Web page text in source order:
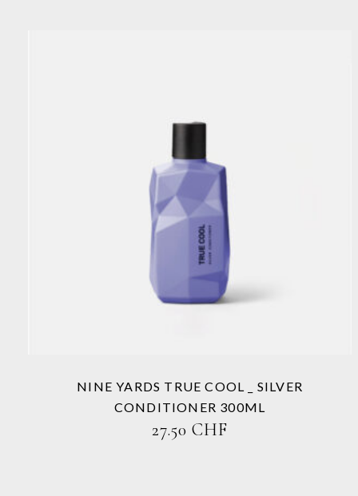
Dieses
Produkt
weist
mehrere
Varianten
auf.
Die
Produktseite
gewählt
werden
NINE YARDS TRUE COOL _ SILVER
CONDITIONER 300ML
27.50CHF